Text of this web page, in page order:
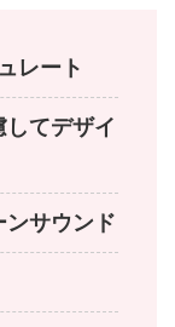
レート
てデザイ
ンサウンド